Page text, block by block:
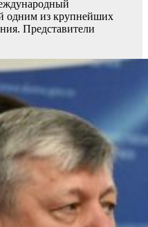
одним из крупнейших
Представители